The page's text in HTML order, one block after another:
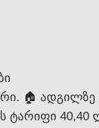
🏠
ტარიფი 40,40